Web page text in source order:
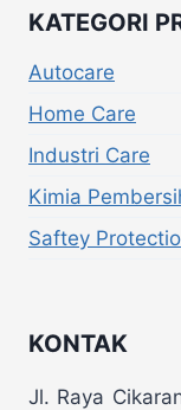
KATEGORI
Autocare
Home Care
Industri Care
Kimia
Saftey
KONTAK
Jl. Raya